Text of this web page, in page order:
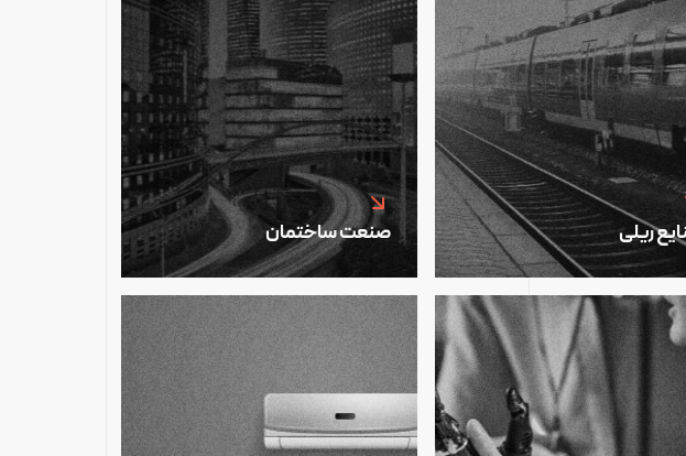
ریلی صنعت ساختمان